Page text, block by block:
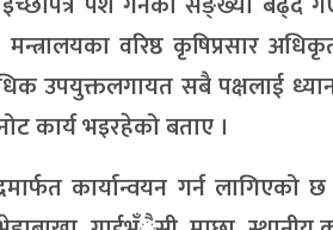
वरिष्ठ कृषिप्रसार
उपयुक्तलगायत सबै पक्षलाई
कार्य भइरहेको बताए ।
कार्यान्वयन गर्न लागिएको